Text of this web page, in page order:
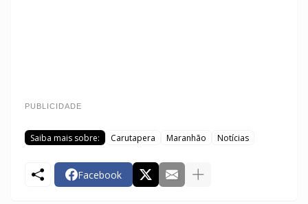
PUBLICIDADE
Saiba mais sobre: Carutapera Maranhão Notícias
Facebook